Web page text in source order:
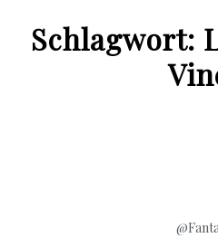
Schlagwort: